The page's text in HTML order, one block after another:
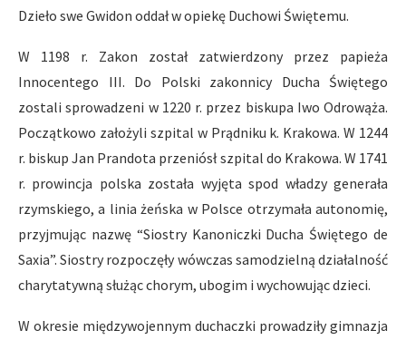
Dzieło swe Gwidon oddał w opiekę Duchowi Świętemu.
W 1198 r. Zakon został zatwierdzony przez papieża
Innocentego III. Do Polski zakonnicy Ducha Świętego
zostali sprowadzeni w 1220 r. przez biskupa Iwo Odrowąża.
Początkowo założyli szpital w Prądniku k. Krakowa. W 1244
r. biskup Jan Prandota przeniósł szpital do Krakowa. W 1741
r. prowincja polska została wyjęta spod władzy generała
rzymskiego, a linia żeńska w Polsce otrzymała autonomię,
przyjmując nazwę “Siostry Kanoniczki Ducha Świętego de
Saxia”. Siostry rozpoczęły wówczas samodzielną działalność
charytatywną służąc chorym, ubogim i wychowując dzieci.
W okresie międzywojennym duchaczki prowadziły gimnazja